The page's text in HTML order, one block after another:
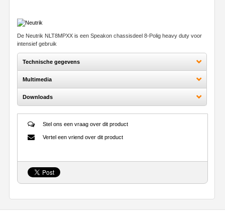
De Neutrik NLT8MPXX is een Speakon chassisdeel 8-Polig heavy duty voor
intensief gebruik
Technische gegevens
Multimedia
Downloads
Vertel een vriend over dit product
Stel ons een vraag over dit product